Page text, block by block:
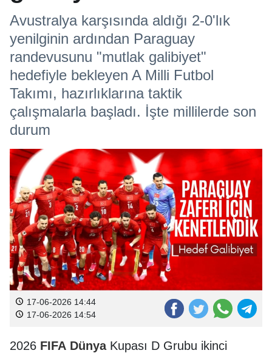
Avustralya karşısında aldığı 2-0'lık
yenilginin ardından Paraguay
randevusunu "mutlak galibiyet"
hedefiyle bekleyen A Milli Futbol
Takımı, hazırlıklarına taktik
çalışmalarla başladı. İşte millilerde son
durum
17-06-2026 14:44
17-06-2026 14:54
2026 FIFA DünyaKupası D Grubu ikinci